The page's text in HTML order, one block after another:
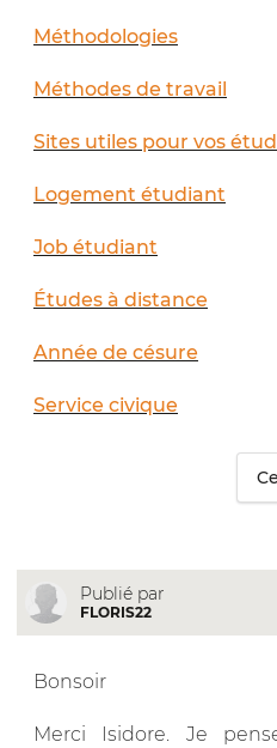
Méthodologies
Méthodes de travail
Sites utiles pour vos
Logement étudiant
Job étudiant
Études à distance
Année de césure
Service civique
Publié par
FLORIS22
Bonsoir
Merci Isidore. Je